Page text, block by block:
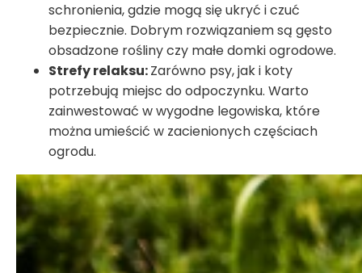
schronienia, gdzie mogą się ukryć i czuć
bezpiecznie. Dobrym rozwiązaniem są gęsto
obsadzone rośliny czy małe domki ogrodowe.
Strefy relaksu:Zarówno psy, jak i koty
potrzebują miejsc do odpoczynku. Warto
zainwestować w wygodne legowiska, które
można umieścić w zacienionych częściach
ogrodu.